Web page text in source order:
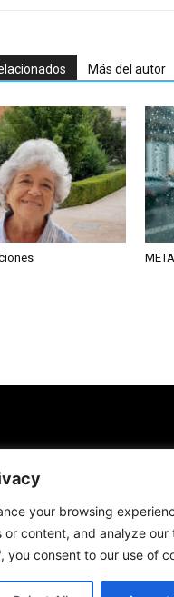
your browsing
or content, and analyze our
you consent to our use of
Más del autor
reservados.
y además
teología y